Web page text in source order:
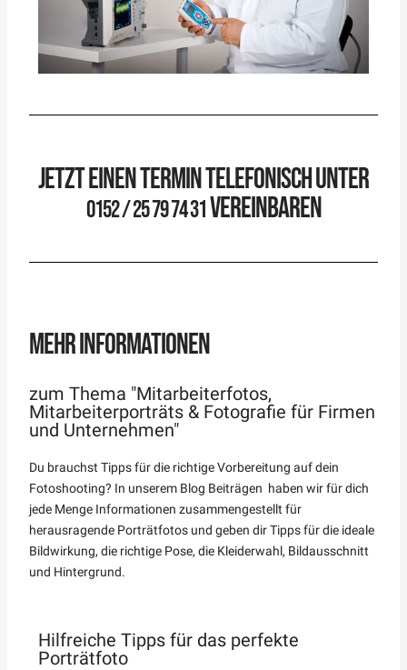
JETZT EINEN TERMIN TELEFONISCH UNTER
0152 / 25 79 74 31VEREINBAREN
MEHR INFORMATIONEN
zum Thema "Mitarbeiterfotos,
Mitarbeiterporträts & Fotografie für Firmen
und Unternehmen"
Du brauchst Tipps für die richtige Vorbereitung auf dein
Fotoshooting? In unserem Blog Beiträgen haben wir für dich
jede Menge Informationen zusammengestellt für
herausragende Porträtfotos und geben dir Tipps für die ideale
Bildwirkung, die richtige Pose, die Kleiderwahl, Bildausschnitt
und Hintergrund.
Hilfreiche Tipps für das perfekte
Porträtfoto